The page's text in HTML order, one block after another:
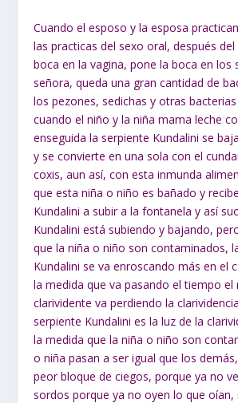
Cuando el esposo y la esposa
las practicas del sexo oral, después
boca en la vagina, pone la boca en los
señora, queda una gran cantidad de
los pezones, sedichas y otras
cuando el niño y la niña mama leche
enseguida la serpiente Kundalini se
y se convierte en una sola con el
coxis, aun así, con esta inmunda
que esta niña o niño es bañado y
Kundalini a subir a la fontanela y así
Kundalini está subiendo y bajando,
que la niña o niño son contaminados,
Kundalini se va enroscando más en el
la medida que va pasando el tiempo el
clarividente va perdiendo la
serpiente Kundalini es la luz de la
la medida que la niña o niño son
o niña pasan a ser igual que los
peor bloque de ciegos, porque ya no
sordos porque ya no oyen lo que oían,